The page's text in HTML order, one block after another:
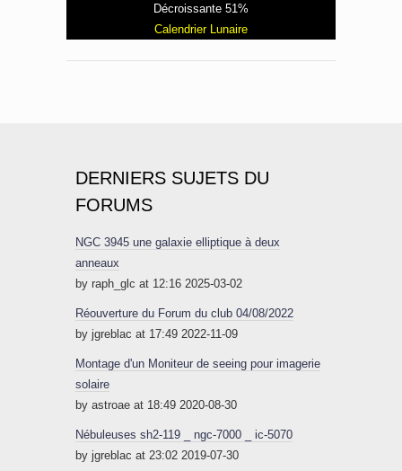
Décroissante 51%
Calendrier Lunaire
DERNIERS SUJETS DU
FORUMS
NGC 3945 une galaxie elliptique à deux
anneaux
by raph_glc at 12:16 2025-03-02
Réouverture du Forum du club 04/08/2022
by jgreblac at 17:49 2022-11-09
Montage d'un Moniteur de seeing pour imagerie
solaire
by astroae at 18:49 2020-08-30
Nébuleuses sh2-119 _ ngc-7000 _ ic-5070
by jgreblac at 23:02 2019-07-30